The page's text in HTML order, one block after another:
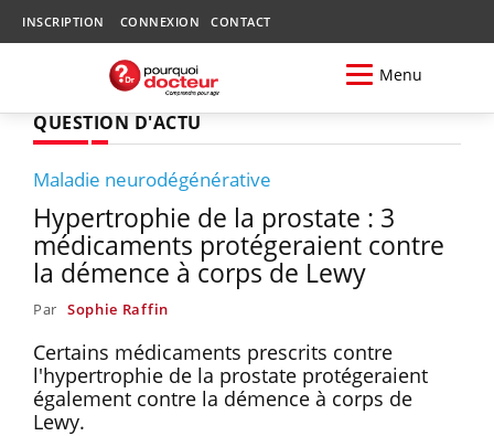
INSCRIPTION CONNEXION CONTACT
Menu
QUESTION D'ACTU
Maladie neurodégénérative
Hypertrophie de la prostate : 3
médicaments protégeraient contre
la démence à corps de Lewy
Par Sophie Raffin
Certains médicaments prescrits contre
l'hypertrophie de la prostate protégeraient
également contre la démence à corps de
Lewy.